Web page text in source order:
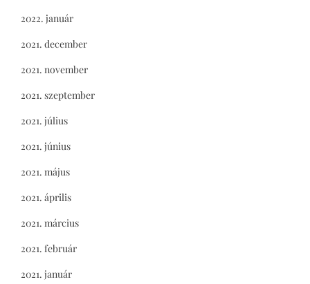
2022. január
2021. december
2021. november
2021. szeptember
2021. július
2021. június
2021. május
2021. április
2021. március
2021. február
2021. január